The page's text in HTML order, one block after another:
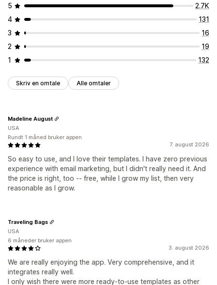
5
2.7K
4
131
3
16
2
19
1
132
Skriv en omtale Alle omtaler
7. august 2026
So easy to use, and I love their templates. I have zero previous
experience with email marketing, but I didn't really need it. And
the price is right, too -- free, while I grow my list, then very
reasonable as I grow.
Madeline August
USA
Rundt 1 måned bruker appen
3. august 2026
We are really enjoying the app. Very comprehensive, and it
integrates really well.
I only wish there were more ready-to-use templates as other
Traveling Bags
USA
6 måneder bruker appen